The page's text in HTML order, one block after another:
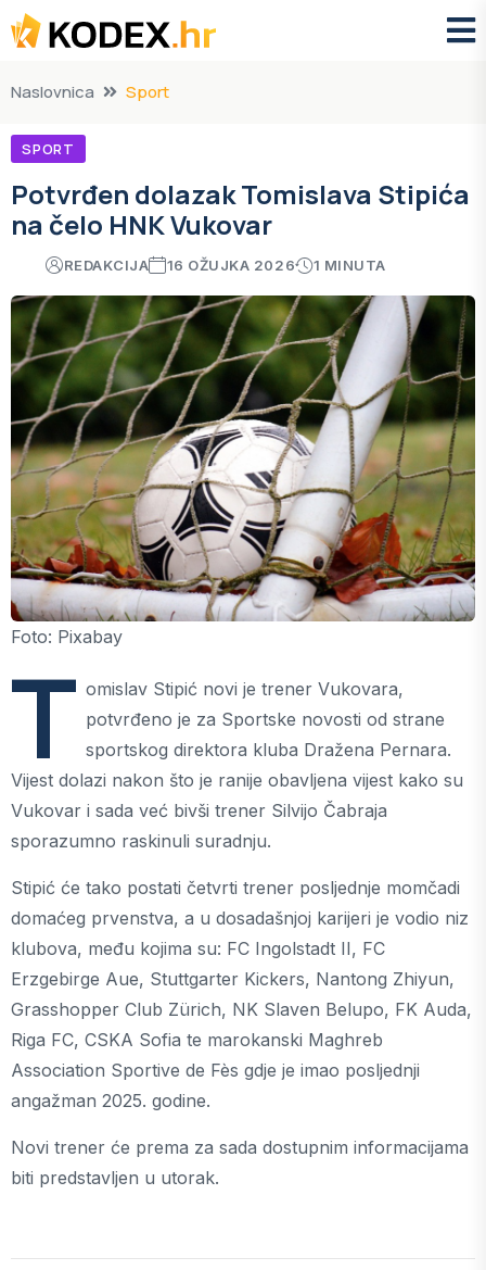
Naslovnica Sport
SPORT
Potvrđen dolazak Tomislava Stipića
na čelo HNK Vukovar
REDAKCIJA 16 OŽUJKA 2026 1 MINUTA
Foto: Pixabay
T omislav Stipić novi je trener Vukovara,
potvrđeno je za Sportske novosti od strane
sportskog direktora kluba Dražena Pernara.
Vijest dolazi nakon što je ranije obavljena vijest kako su
Vukovar i sada već bivši trener Silvijo Čabraja
sporazumno raskinuli suradnju.
Stipić će tako postati četvrti trener posljednje momčadi
domaćeg prvenstva, a u dosadašnjoj karijeri je vodio niz
klubova, među kojima su: FC Ingolstadt II, FC
Erzgebirge Aue, Stuttgarter Kickers, Nantong Zhiyun,
Grasshopper Club Zürich, NK Slaven Belupo, FK Auda,
Riga FC, CSKA Sofia te marokanski Maghreb
Association Sportive de Fès gdje je imao posljednji
angažman 2025. godine.
Novi trener će prema za sada dostupnim informacijama
biti predstavljen u utorak.